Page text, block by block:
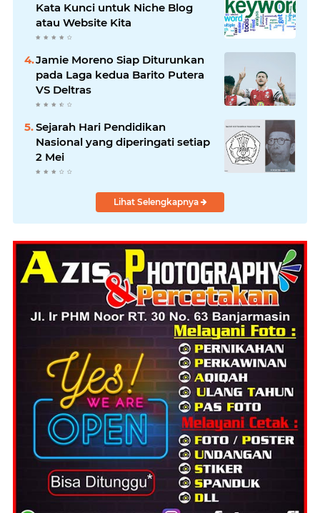
Kata Kunci untuk Niche Blog
atau Website Kita
Jamie Moreno Siap Diturunkan
pada Laga kedua Barito Putera
VS Deltras
Sejarah Hari Pendidikan
Nasional yang diperingati setiap
2 Mei
Lihat Selengkapnya